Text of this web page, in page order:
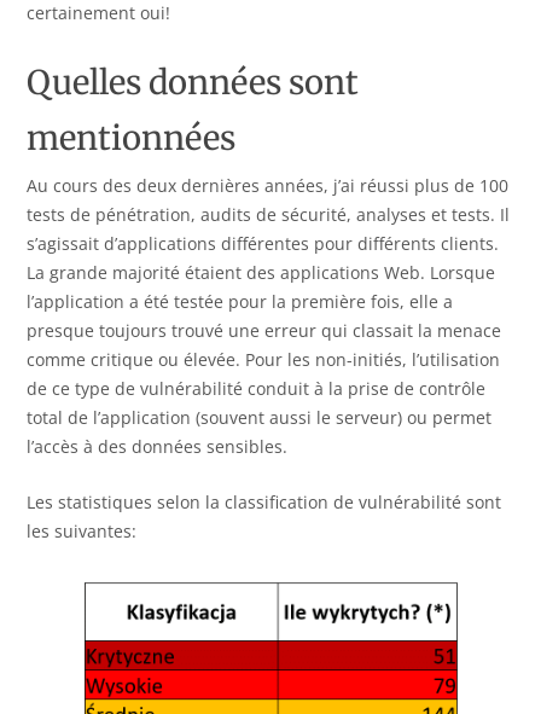
certainement oui!
Quelles données sont
mentionnées
Au cours des deux dernières années, j’ai réussi plus de 100
tests de pénétration, audits de sécurité, analyses et tests. Il
s’agissait d’applications différentes pour différents clients.
La grande majorité étaient des applications Web. Lorsque
l’application a été testée pour la première fois, elle a
presque toujours trouvé une erreur qui classait la menace
comme critique ou élevée. Pour les non-initiés, l’utilisation
de ce type de vulnérabilité conduit à la prise de contrôle
total de l’application (souvent aussi le serveur) ou permet
l’accès à des données sensibles.
Les statistiques selon la classification de vulnérabilité sont
les suivantes: